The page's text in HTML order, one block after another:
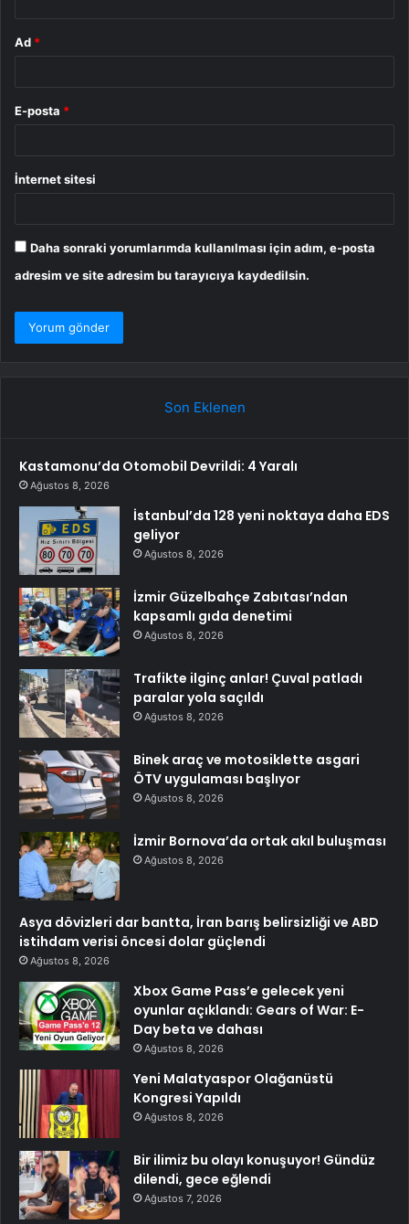
Ad *
E-posta *
İnternet sitesi
Daha sonraki yorumlarımda kullanılması için adım, e-posta
adresim ve site adresim bu tarayıcıya kaydedilsin.
Son Eklenen
Kastamonu’da Otomobil Devrildi: 4 Yaralı
Ağustos 8, 2026
İstanbul’da 128 yeni noktaya daha EDS
geliyor
Ağustos 8, 2026
İzmir Güzelbahçe Zabıtası’ndan
kapsamlı gıda denetimi
Ağustos 8, 2026
Trafikte ilginç anlar! Çuval patladı
paralar yola saçıldı
Ağustos 8, 2026
Binek araç ve motosiklette asgari
ÖTV uygulaması başlıyor
Ağustos 8, 2026
İzmir Bornova’da ortak akıl buluşması
Ağustos 8, 2026
Asya dövizleri dar bantta, İran barış belirsizliği ve ABD
istihdam verisi öncesi dolar güçlendi
Ağustos 8, 2026
Xbox Game Pass’e gelecek yeni
oyunlar açıklandı: Gears of War: E-
Day beta ve dahası
Ağustos 8, 2026
Yeni Malatyaspor Olağanüstü
Kongresi Yapıldı
Ağustos 8, 2026
Bir ilimiz bu olayı konuşuyor! Gündüz
dilendi, gece eğlendi
Ağustos 7, 2026